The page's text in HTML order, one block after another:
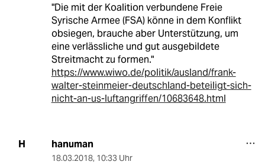
"Die mit der Koalition verbundene Freie
Syrische Armee (FSA) könne in dem Konflikt
obsiegen, brauche aber Unterstützung, um
eine verlässliche und gut ausgebildete
Streitmacht zu formen."
https://www.wiwo.de/politik/ausland/frank-
walter-steinmeier-deutschland-beteiligt-sich-
nicht-an-us-luftangriffen/10683648.html
H hanuman
18.03.2018, 10:33 Uhr